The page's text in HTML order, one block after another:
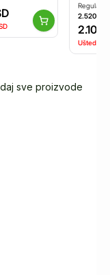
2.520
2.100
Ušteda:
sve proizvode